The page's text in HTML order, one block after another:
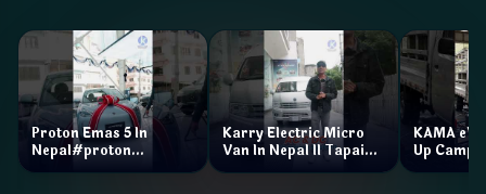
Proton Emas 5 In
Nepal#proton
#protonemas5#protonnepal#evcarnepal
Karry Electric Micro
Van In Nepal II Tapaiko
Bazar II Jankari
KAMA eV
Up Camp